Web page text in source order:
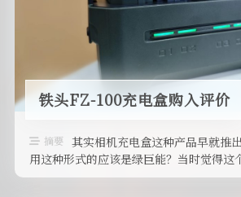
毕业论文·浅析电子游戏的互动
编程笔记
述己
铁头FZ-100充电盒购入评价
摘要
其实相机充电盒这种产品早就推
用这种形式的应该是绿巨能？当时觉得这
他们那款虽然体积不小，却只能装 …